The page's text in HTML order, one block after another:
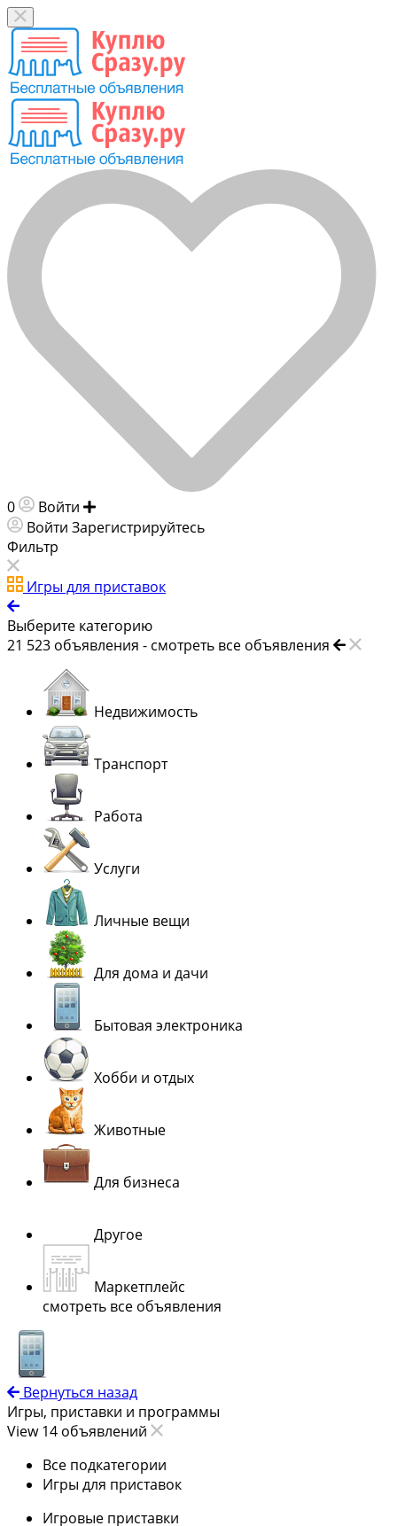
0 Войти
Войти Зарегистрируйтесь
Фильтр
Игры для приставок
Выберите категорию
21 523 объявления - смотреть все объявления
Недвижимость
Транспорт
Работа
Услуги
Личные вещи
Для дома и дачи
Бытовая электроника
Хобби и отдых
Животные
Для бизнеса
Другое
Маркетплейс
смотреть все объявления
Вернуться назад
Игры, приставки и программы
View 14 объявлений
Все подкатегории
Игры для приставок
Игровые приставки